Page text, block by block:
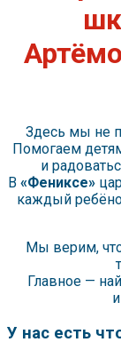
Здесь мы не
Помогаем
и
В «Фениксе»
каждый
Мы верим,
Главное —
У нас есть